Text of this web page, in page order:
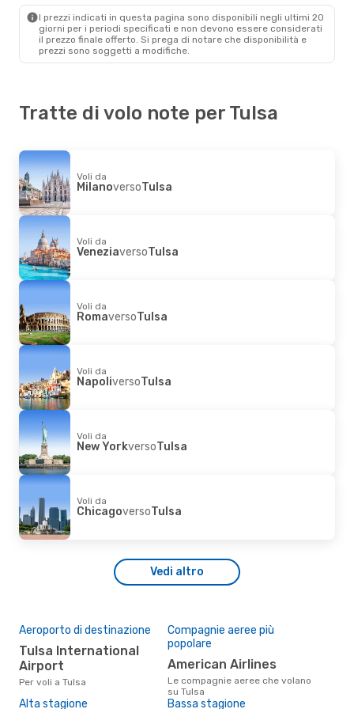
I prezzi indicati in questa pagina sono disponibili negli ultimi 20
giorni per i periodi specificati e non devono essere considerati
il ​​prezzo finale offerto. Si prega di notare che disponibilità e
prezzi sono soggetti a modifiche.
Tratte di volo note per Tulsa
Voli da
MilanoversoTulsa
Voli da
VeneziaversoTulsa
Voli da
RomaversoTulsa
Voli da
NapoliversoTulsa
Voli da
New YorkversoTulsa
Voli da
ChicagoversoTulsa
Vedi altro
Aeroporto di destinazione
Tulsa International
Airport
Per voli a Tulsa
Compagnie aeree più
popolare
American Airlines
Le compagnie aeree che volano
su Tulsa
Alta stagione Bassa stagione